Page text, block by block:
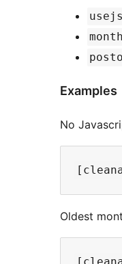
usejs
Examples
No
Oldest